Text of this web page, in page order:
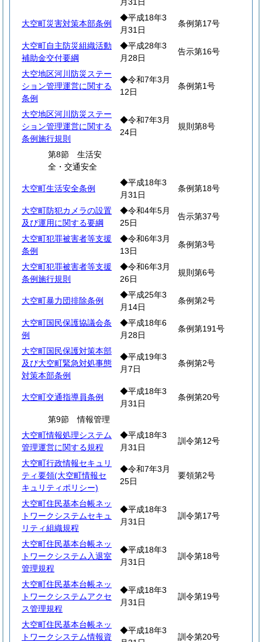
大空町災害対策本部条例
◆平成18年3
月31日
条例第17号
大空町自主防災組織活動
補助金交付要綱
◆平成28年3
月28日
告示第16号
大空地区河川防災ステー
ション管理運営に関する
条例
◆令和7年3月
12日
条例第1号
大空地区河川防災ステー
ション管理運営に関する
条例施行規則
◆令和7年3月
24日
規則第8号
第8節 生活安
全・交通安全
大空町生活安全条例
◆平成18年3
月31日
条例第18号
大空町防犯カメラの設置
及び運用に関する要綱
◆令和4年5月
25日
告示第37号
大空町犯罪被害者等支援
条例
◆令和6年3月
13日
条例第3号
大空町犯罪被害者等支援
条例施行規則
◆令和6年3月
26日
規則第6号
大空町暴力団排除条例
◆平成25年3
月14日
条例第2号
大空町国民保護協議会条
例
◆平成18年6
月28日
条例第191号
大空町国民保護対策本部
及び大空町緊急対処事態
対策本部条例
◆平成19年3
月7日
条例第2号
大空町交通指導員条例
◆平成18年3
月31日
条例第20号
第9節 情報管理
大空町情報処理システム
管理運営に関する規程
◆平成18年3
月31日
訓令第12号
大空町行政情報セキュリ
ティ要領(大空町情報セ
キュリティポリシー)
◆令和7年3月
25日
要領第2号
大空町住民基本台帳ネッ
トワークシステムセキュ
リティ組織規程
◆平成18年3
月31日
訓令第17号
大空町住民基本台帳ネッ
トワークシステム入退室
管理規程
◆平成18年3
月31日
訓令第18号
大空町住民基本台帳ネッ
トワークシステムアクセ
ス管理規程
◆平成18年3
月31日
訓令第19号
大空町住民基本台帳ネッ
トワークシステム情報資
◆平成18年3
訓令第20号